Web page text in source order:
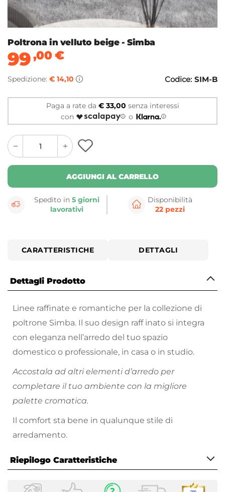
Poltrona in velluto beige - Simba
99,00€
Spedizione: € 14,10 Codice: SIM-B
Paga a rate da € 33,00 senza interessi
con
o
quantity
button
quantity
minus
button
AGGIUNGI AL CARRELLO
Spedito in5 giorni
lavorativi
Disponibilità
22 pezzi
CARATTERISTICHE DETTAGLI
Dettagli Prodotto
Linee raffinate e romantiche per la collezione di
poltrone Simba. Il suo design raff inato si integra
con eleganza nell’arredo del tuo spazio
domestico o professionale, in casa o in studio.
Accostala ad altri elementi d’arredo per
completare il tuo ambiente con la migliore
palette cromatica.
Il comfort sta bene in qualunque stile di
arredamento.
Riepilogo Caratteristiche
Caratteristiche